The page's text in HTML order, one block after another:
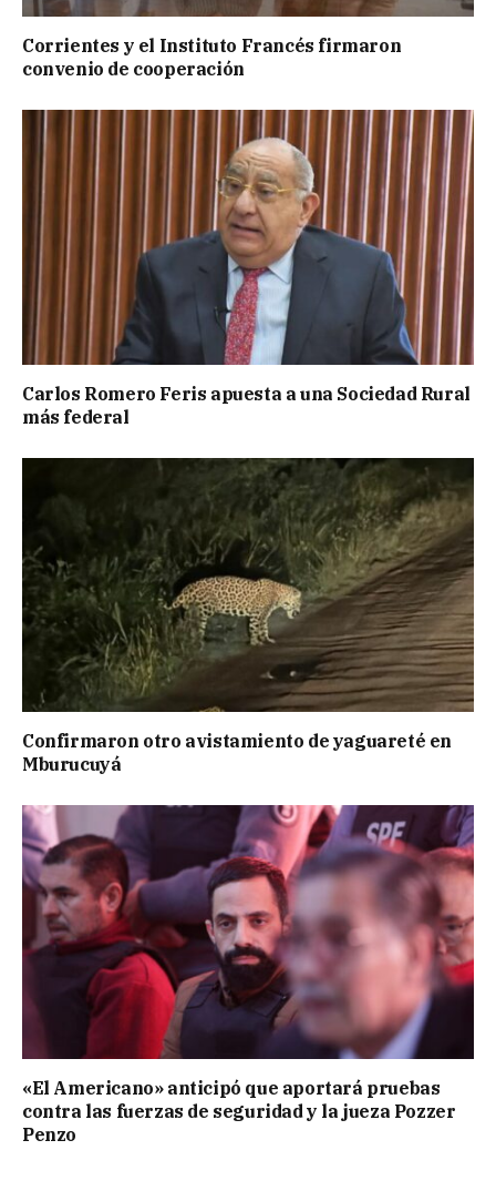
Corrientes y el Instituto Francés firmaron
convenio de cooperación
Carlos Romero Feris apuesta a una Sociedad Rural
más federal
Confirmaron otro avistamiento de yaguareté en
Mburucuyá
«El Americano» anticipó que aportará pruebas
contra las fuerzas de seguridad y la jueza Pozzer
Penzo